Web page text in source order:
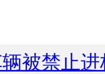
被禁止